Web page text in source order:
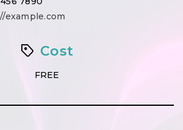
example.com
Cost
FREE